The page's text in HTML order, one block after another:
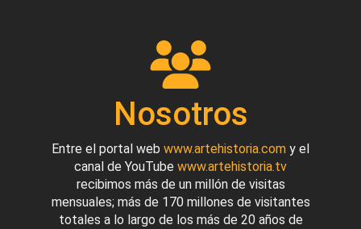
Nosotros
Entre el portal web www.artehistoria.com y el
canal de YouTube www.artehistoria.tv
recibimos más de un millón de visitas
mensuales; más de 170 millones de visitantes
totales a lo largo de los más de 20 años de